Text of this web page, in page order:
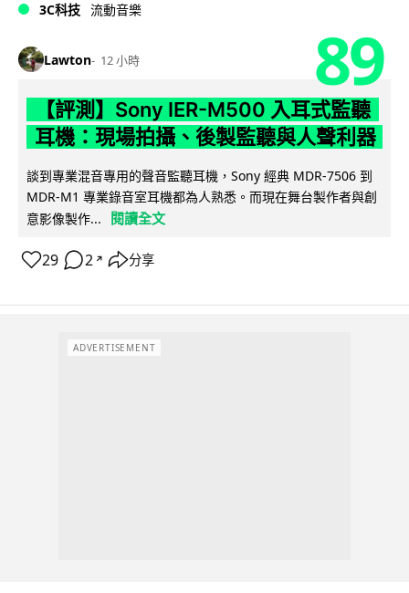
3C科技 流動音樂
Lawton 12 小時 89
【評測】Sony IER-M500 入耳式監聽
耳機：現場拍攝、後製監聽與人聲利器
談到專業混音專用的聲音監聽耳機，Sony 經典 MDR-7506 到
MDR-M1 專業錄音室耳機都為人熟悉。而現在舞台製作者與創
意影像製作...
閱讀全文
29 2 ↗ 分享
ADVERTISEMENT